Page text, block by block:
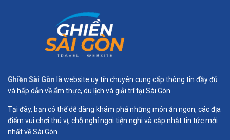
Ghiền Sài Gòn là website uy tín chuyên cung cấp thông tin đầy đủ
và hấp dẫn về ẩm thực, du lịch và giải trí tại Sài Gòn.
Tại đây, bạn có thể dễ dàng khám phá những món ăn ngon, các địa
điểm vui chơi thú vị, chỗ nghỉ ngơi tiện nghi và cập nhật tin tức mới
nhất về Sài Gòn.